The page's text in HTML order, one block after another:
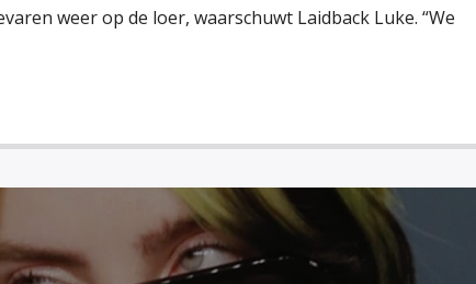
weer op de loer, waarschuwt Laidback Luke. “We